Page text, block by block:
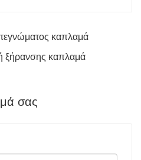
καπλαμά
ξήρανσης καπλαμά
σας